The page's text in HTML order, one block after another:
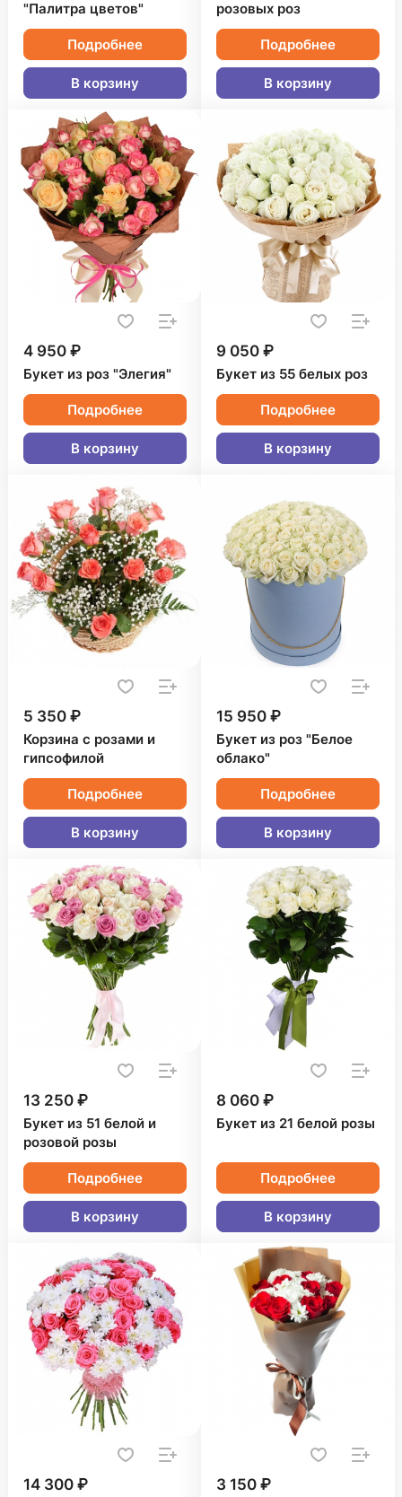
"Палитра цветов"
Подробнее
В корзину
розовых роз
Подробнее
В корзину
4 950 ₽
Букет из роз "Элегия"
Подробнее
В корзину
9 050 ₽
Букет из 55 белых роз
Подробнее
В корзину
5 350 ₽
Корзина с розами и
гипсофилой
Подробнее
В корзину
15 950 ₽
Букет из роз "Белое
облако"
Подробнее
В корзину
13 250 ₽
Букет из 51 белой и
розовой розы
Подробнее
В корзину
8 060 ₽
Букет из 21 белой розы
Подробнее
В корзину
14 300 ₽ 3 150 ₽